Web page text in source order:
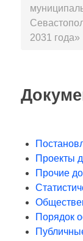
2031 года»
Проекты
Прочие
Порядок